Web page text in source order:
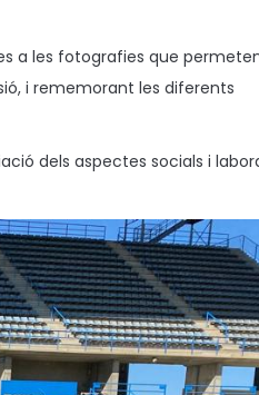
a les fotografies que
i rememorant les diferents
dels aspectes socials i